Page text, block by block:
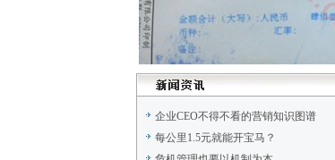
企业CEO不得不看的营销知识图谱
每公里1.5元就能开宝马？